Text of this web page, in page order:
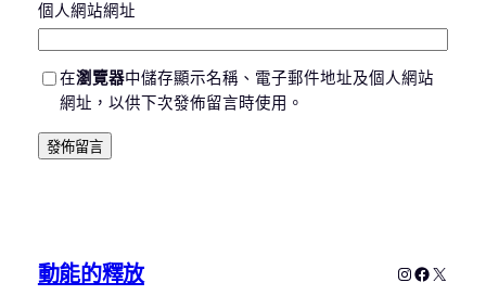
個人網站網址
在瀏覽器中儲存顯示名稱、電子郵件地址及個人網站
網址，以供下次發佈留言時使用。
動能的釋放 Instagram
X